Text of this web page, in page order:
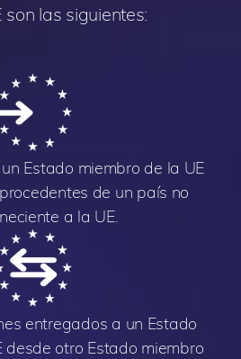
las siguientes:
Estado miembro de la UE
de un país no
a la UE.
entregados a un Estado
desde otro Estado miembro